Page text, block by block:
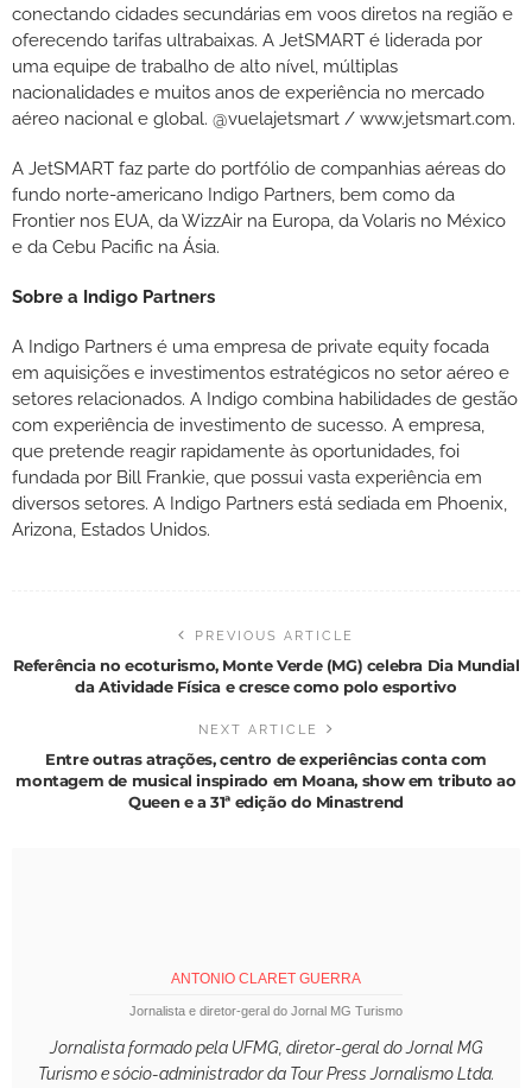
conectando cidades secundárias em voos diretos na região e
oferecendo tarifas ultrabaixas. A JetSMART é liderada por
uma equipe de trabalho de alto nível, múltiplas
nacionalidades e muitos anos de experiência no mercado
aéreo nacional e global. @vuelajetsmart / www.jetsmart.com.
A JetSMART faz parte do portfólio de companhias aéreas do
fundo norte-americano Indigo Partners, bem como da
Frontier nos EUA, da WizzAir na Europa, da Volaris no México
e da Cebu Pacific na Ásia.
Sobre a Indigo Partners
A Indigo Partners é uma empresa de private equity focada
em aquisições e investimentos estratégicos no setor aéreo e
setores relacionados. A Indigo combina habilidades de gestão
com experiência de investimento de sucesso. A empresa,
que pretende reagir rapidamente às oportunidades, foi
fundada por Bill Frankie, que possui vasta experiência em
diversos setores. A Indigo Partners está sediada em Phoenix,
Arizona, Estados Unidos.
PREVIOUS ARTICLE
Referência no ecoturismo, Monte Verde (MG) celebra Dia Mundial
da Atividade Física e cresce como polo esportivo
NEXT ARTICLE
Entre outras atrações, centro de experiências conta com
montagem de musical inspirado em Moana, show em tributo ao
Queen e a 31ª edição do Minastrend
ANTONIO CLARET GUERRA
Jornalista e diretor-geral do Jornal MG Turismo
Jornalista formado pela UFMG, diretor-geral do Jornal MG
Turismo e sócio-administrador da Tour Press Jornalismo Ltda.